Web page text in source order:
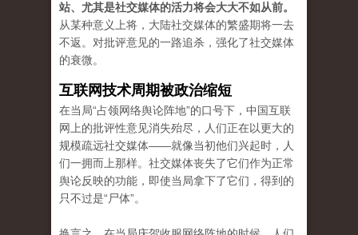
站、尤其是社交媒体的活力将会大大不如从前。
从某种意义上将，大陆社交媒体的繁盛期将一去
不返。对批评意见的一路追杀，强化了社交媒体
的衰微。
互联网技术周期被政治缩短
在当局“占领网络舆论阵地”的口号下，中国互联
网上的批评性意见消失殆尽，人们正在以更大的
规模疏远社交媒体——就像当初他们兴起时，人
们一拥而上那样。社交媒体丧失了它们作为正常
舆论反映的功能，即使当局拿下了它们，得到的
只不过是“尸体”。